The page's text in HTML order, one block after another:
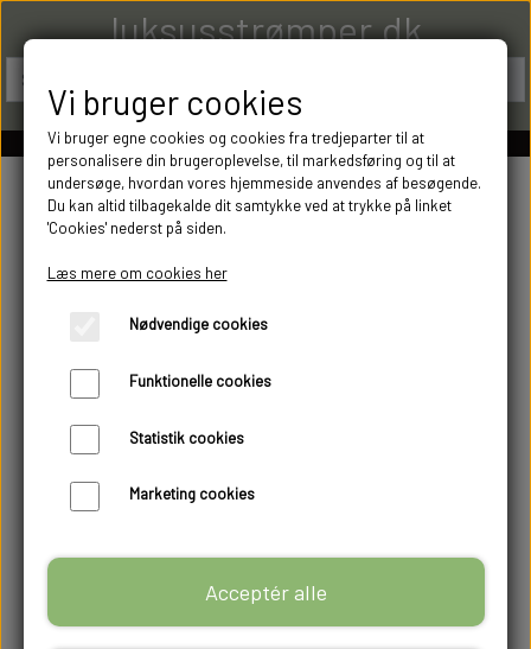
luksusstrømper.dk
Vi bruger cookies
Vi bruger egne cookies og cookies fra tredjeparter til at
personalisere din brugeroplevelse, til markedsføring og til at
undersøge, hvordan vores hjemmeside anvendes af besøgende.
Du kan altid tilbagekalde dit samtykke ved at trykke på linket
'Cookies' nederst på siden.
Læs mere om cookies her
Nødvendige cookies
Funktionelle cookies
Statistik cookies
Marketing cookies
Acceptér alle